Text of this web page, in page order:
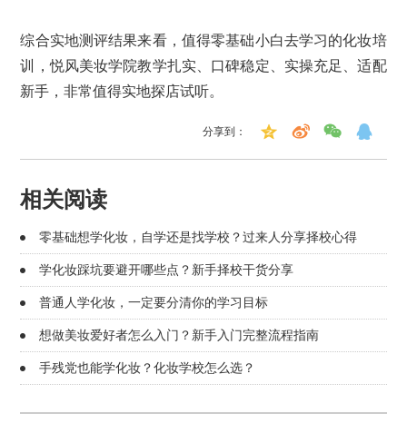
综合实地测评结果来看，值得零基础小白去学习的化妆培
训，悦风美妆学院教学扎实、口碑稳定、实操充足、适配
新手，非常值得实地探店试听。
分享到：
相关阅读
零基础想学化妆，自学还是找学校？过来人分享择校心得
学化妆踩坑要避开哪些点？新手择校干货分享
普通人学化妆，一定要分清你的学习目标
想做美妆爱好者怎么入门？新手入门完整流程指南
手残党也能学化妆？化妆学校怎么选？